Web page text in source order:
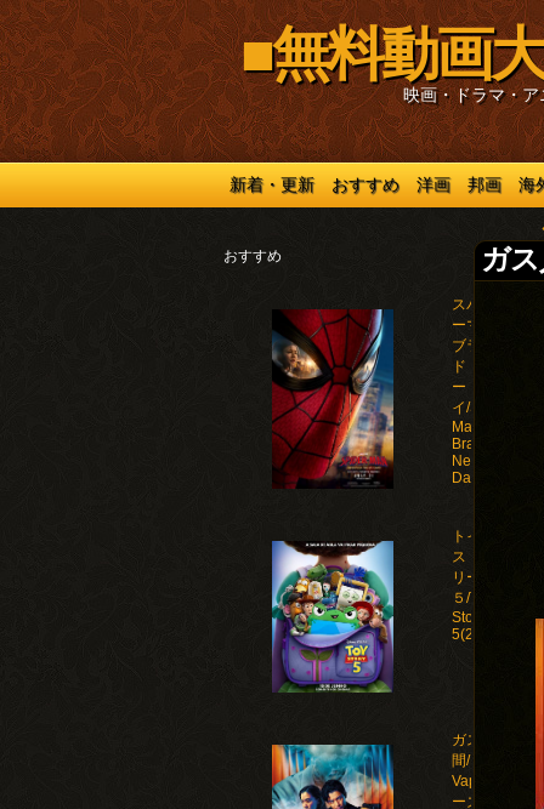
■無料動画
映画・ドラマ・ア
新着・更新 おすすめ 洋画 邦画 海
おすすめ
スパイダ
ーマン：
ブラン
ド・ニュ
ー・デ
イ/Spider-
Man:
Brand
New
Day(2026)
トイ・
ストー
リー
５/Toy
Story
5(2026)
ガス人
間/Human
Vapor シ
ーズン
ガ